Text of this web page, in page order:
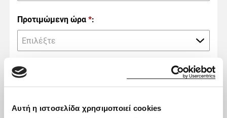
Αυτή η ιστοσελίδα χρησιμοποιεί cookies
Προτιμώμενη ώρα *:
Επιλέξτε
Μήνυμα